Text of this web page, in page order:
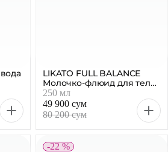
LIKATO FULL BALANCE
Молочко-флюид для тела
увлажняющее, 250 мл
250 мл
49 900 сум
80 200 сум
-22 %